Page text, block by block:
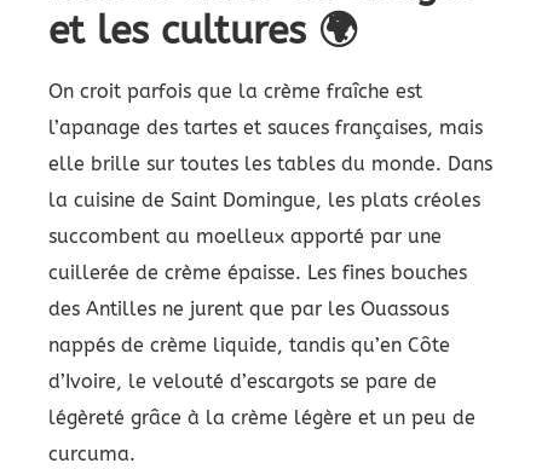
et les cultures 🌍
On croit parfois que la crème fraîche est
l’apanage des tartes et sauces françaises, mais
elle brille sur toutes les tables du monde. Dans
la cuisine de Saint Domingue, les plats créoles
succombent au moelleux apporté par une
cuillerée de crème épaisse. Les fines bouches
des Antilles ne jurent que par les Ouassous
nappés de crème liquide, tandis qu’en Côte
d’Ivoire, le velouté d’escargots se pare de
légèreté grâce à la crème légère et un peu de
curcuma.